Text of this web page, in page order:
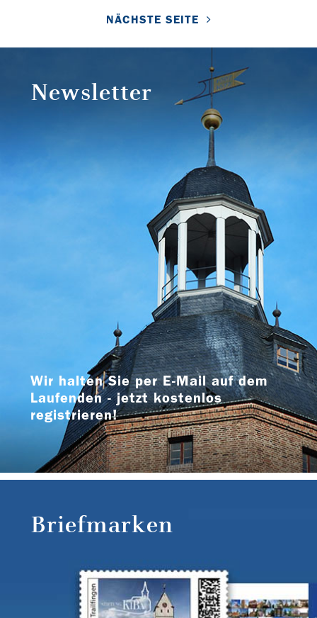
NÄCHSTE SEITE
Newsletter
Wir halten Sie per E-Mail auf dem
Laufenden - jetzt kostenlos
registrieren!
Briefmarken